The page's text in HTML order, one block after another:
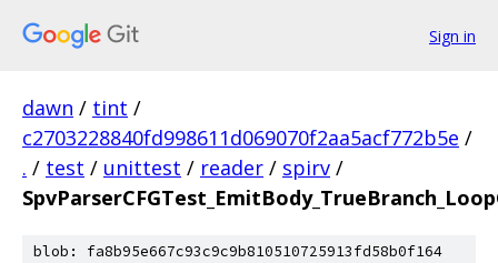
Sign in
dawn / tint /
c2703228840fd998611d069070f2aa5acf772b5e /
. / test / unittest / reader / spirv /
blob: fa8b95e667c93c9c9b810510725913fd58b0f164